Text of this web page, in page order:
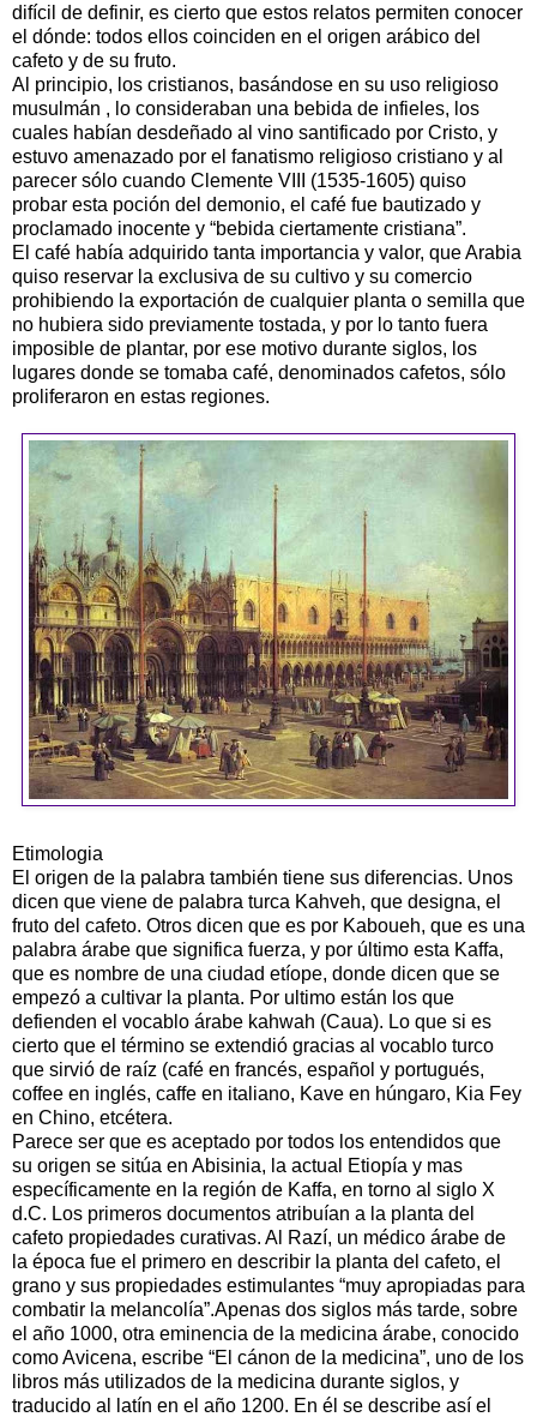
difícil de definir, es cierto que estos relatos permiten conocer
el dónde: todos ellos coinciden en el origen arábico del
cafeto y de su fruto.
Al principio, los cristianos, basándose en su uso religioso
musulmán , lo consideraban una bebida de infieles, los
cuales habían desdeñado al vino santificado por Cristo, y
estuvo amenazado por el fanatismo religioso cristiano y al
parecer sólo cuando Clemente VIII (1535-1605) quiso
probar esta poción del demonio, el café fue bautizado y
proclamado inocente y “bebida ciertamente cristiana”.
El café había adquirido tanta importancia y valor, que Arabia
quiso reservar la exclusiva de su cultivo y su comercio
prohibiendo la exportación de cualquier planta o semilla que
no hubiera sido previamente tostada, y por lo tanto fuera
imposible de plantar, por ese motivo durante siglos, los
lugares donde se tomaba café, denominados cafetos, sólo
proliferaron en estas regiones.
Etimologia
El origen de la palabra también tiene sus diferencias. Unos
dicen que viene de palabra turca Kahveh, que designa, el
fruto del cafeto. Otros dicen que es por Kaboueh, que es una
palabra árabe que significa fuerza, y por último esta Kaffa,
que es nombre de una ciudad etíope, donde dicen que se
empezó a cultivar la planta. Por ultimo están los que
defienden el vocablo árabe kahwah (Caua). Lo que si es
cierto que el término se extendió gracias al vocablo turco
que sirvió de raíz (café en francés, español y portugués,
coffee en inglés, caffe en italiano, Kave en húngaro, Kia Fey
en Chino, etcétera.
Parece ser que es aceptado por todos los entendidos que
su origen se sitúa en Abisinia, la actual Etiopía y mas
específicamente en la región de Kaffa, en torno al siglo X
d.C. Los primeros documentos atribuían a la planta del
cafeto propiedades curativas. Al Razí, un médico árabe de
la época fue el primero en describir la planta del cafeto, el
grano y sus propiedades estimulantes “muy apropiadas para
combatir la melancolía”.Apenas dos siglos más tarde, sobre
el año 1000, otra eminencia de la medicina árabe, conocido
como Avicena, escribe “El cánon de la medicina”, uno de los
libros más utilizados de la medicina durante siglos, y
traducido al latín en el año 1200. En él se describe así el